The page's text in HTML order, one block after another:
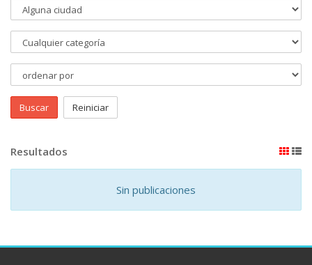
Buscar Reiniciar
Resultados
Sin publicaciones